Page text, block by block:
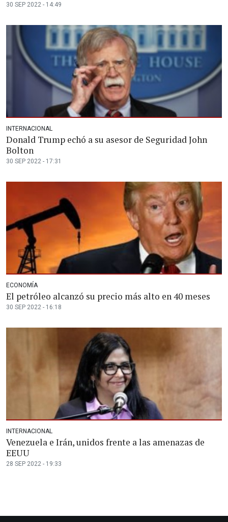
30 SEP 2022 - 14:49
INTERNACIONAL
Donald Trump echó a su asesor de Seguridad John
Bolton
30 SEP 2022 - 17:31
ECONOMÍA
El petróleo alcanzó su precio más alto en 40 meses
30 SEP 2022 - 16:18
INTERNACIONAL
Venezuela e Irán, unidos frente a las amenazas de
EEUU
28 SEP 2022 - 19:33